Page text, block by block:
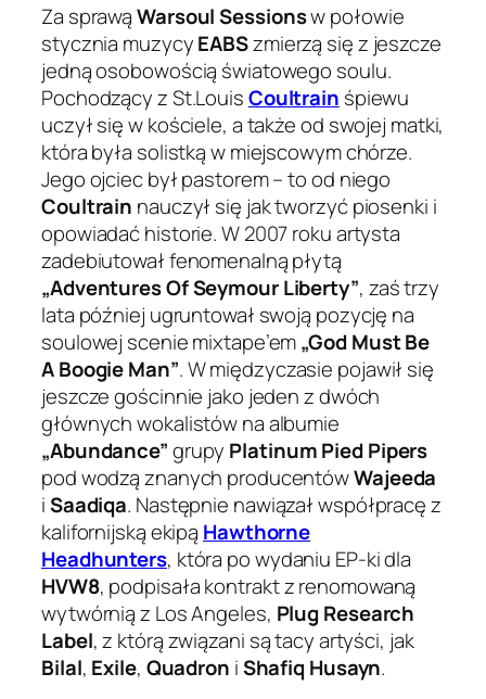
Za sprawąWarsoul Sessionsw połowie
stycznia muzycyEABSzmierzą się z jeszcze
jedną osobowością światowego soulu.
Pochodzący z St.LouisCoultrain śpiewu
uczył się w kościele, a także od swojej matki,
która była solistką w miejscowym chórze.
Jego ojciec był pastorem – to od niego
Coultrain nauczył się jak tworzyć piosenki i
opowiadać historie. W 2007 roku artysta
zadebiutował fenomenalną płytą
„Adventures Of Seymour Liberty”, zaś trzy
lata później ugruntował swoją pozycję na
soulowej scenie mixtape’em„God Must Be
A Boogie Man”. W międzyczasie pojawił się
jeszcze gościnnie jako jeden z dwóch
głównych wokalistów na albumie
„Abundance”grupy Platinum Pied Pipers
pod wodzą znanych producentówWajeeda
iSaadiqa. Następnie nawiązał współpracę z
kalifornijską ekipą Hawthorne
Headhunters, która po wydaniu EP-ki dla
HVW8, podpisała kontrakt z renomowaną
wytwórnią z Los Angeles, Plug Research
Label, z którą związani są tacy artyści, jak
Bilal, Exile, Quadron iShafiq Husayn.